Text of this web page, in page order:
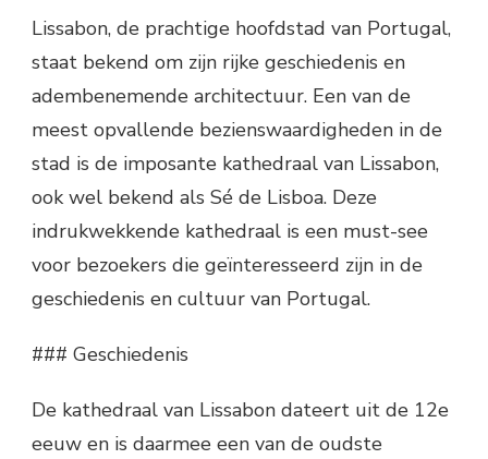
Lissabon, de prachtige hoofdstad van Portugal,
staat bekend om zijn rijke geschiedenis en
adembenemende architectuur. Een van de
meest opvallende bezienswaardigheden in de
stad is de imposante kathedraal van Lissabon,
ook wel bekend als Sé de Lisboa. Deze
indrukwekkende kathedraal is een must-see
voor bezoekers die geïnteresseerd zijn in de
geschiedenis en cultuur van Portugal.
### Geschiedenis
De kathedraal van Lissabon dateert uit de 12e
eeuw en is daarmee een van de oudste